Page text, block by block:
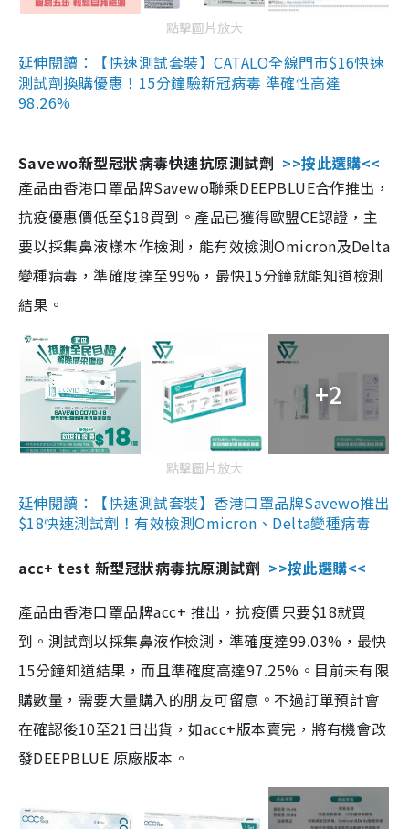
點擊圖片放大
延伸閱讀：【快速測試套裝】CATALO全線門市$16快速
測試劑換購優惠！15分鐘驗新冠病毒 準確性高達
98.26%
Savewo新型冠狀病毒快速抗原測試劑 >>按此選購<<
產品由香港口罩品牌Savewo聯乘DEEPBLUE合作推出，
抗疫優惠價低至$18買到。產品已獲得歐盟CE認證，主
要以採集鼻液樣本作檢測，能有效檢測Omicron及Delta
變種病毒，準確度達至99%，最快15分鐘就能知道檢測
結果。
+2
點擊圖片放大
延伸閱讀：【快速測試套裝】香港口罩品牌Savewo推出
$18快速測試劑！有效檢測Omicron、Delta變種病毒
acc+ test 新型冠狀病毒抗原測試劑 >>按此選購<<
產品由香港口罩品牌acc+ 推出，抗疫價只要$18就買
到。測試劑以採集鼻液作檢測，準確度達99.03%，最快
15分鐘知道結果，而且準確度高達97.25%。目前未有限
購數量，需要大量購入的朋友可留意。不過訂單預計會
在確認後10至21日出貨，如acc+版本賣完，將有機會改
發DEEPBLUE 原廠版本。